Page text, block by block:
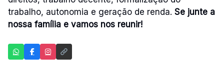
trabalho, autonomia e geração de renda. Se junte a
nossa família e vamos nos reunir!